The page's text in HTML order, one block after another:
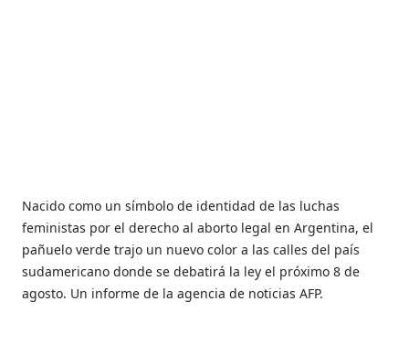
Nacido como un símbolo de identidad de las luchas
feministas por el derecho al aborto legal en Argentina, el
pañuelo verde trajo un nuevo color a las calles del país
sudamericano donde se debatirá la ley el próximo 8 de
agosto. Un informe de la agencia de noticias AFP.